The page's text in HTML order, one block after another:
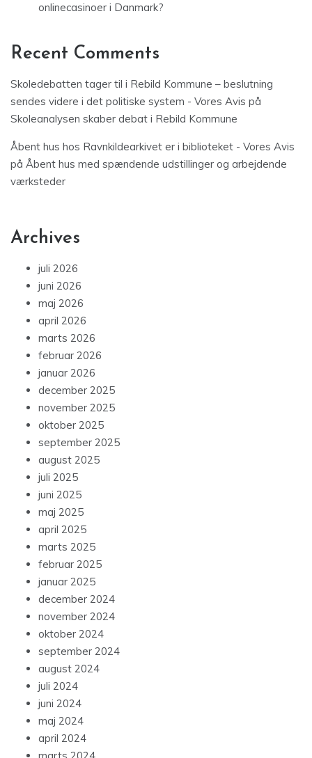
onlinecasinoer i Danmark?
Recent Comments
Skoledebatten tager til i Rebild Kommune – beslutning
sendes videre i det politiske system - Vores Avis på
Skoleanalysen skaber debat i Rebild Kommune
Åbent hus hos Ravnkildearkivet er i biblioteket - Vores Avis
på Åbent hus med spændende udstillinger og arbejdende
værksteder
Archives
juli 2026
juni 2026
maj 2026
april 2026
marts 2026
februar 2026
januar 2026
december 2025
november 2025
oktober 2025
september 2025
august 2025
juli 2025
juni 2025
maj 2025
april 2025
marts 2025
februar 2025
januar 2025
december 2024
november 2024
oktober 2024
september 2024
august 2024
juli 2024
juni 2024
maj 2024
april 2024